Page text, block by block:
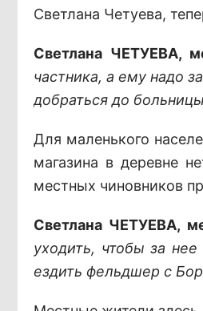
Светлана Четуева,
Светлана ЧЕТУЕВА,
частника, а ему надо
добраться до
Для маленького
магазина в деревне
местных чиновников
Светлана ЧЕТУЕВА,
уходить, чтобы за
ездить фельдшер с